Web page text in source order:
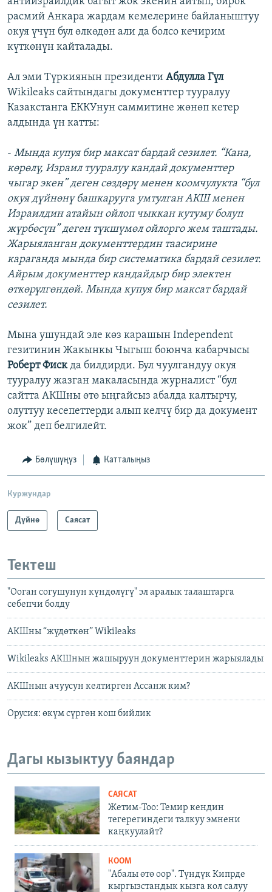
расмий Анкара жардам кемелерине байланыштуу
окуя үчүн бул өлкөдөн али да болсо кечирим
күткөнүн кайталады.
Ал эми Түркиянын президенти Абдулла Гүл
Wikileaks сайтындагы документтер тууралуу
Казакстанга ЕККУнун саммитине жөнөп кетер
алдында үн катты:
- Мында купуя бир максат бардай сезилет. “Кана,
көрөлү, Израил тууралуу кандай документтер
чыгар экен” деген сөздөрү менен коомчулукта “бул
окуя дүйнөнү башкарууга умтулган АКШ менен
Израилдин атайын ойлоп чыккан кутуму болуп
жүрбөсүн” деген түкшүмөл ойлорго жем таштады.
Жарыяланган документтердин таасирине
караганда мында бир систематика бардай сезилет.
Айрым документтер кандайдыр бир электен
өткөрүлгөндөй. Мында купуя бир максат бардай
сезилет.
Мына ушундай эле көз карашын Independent
гезитинин Жакынкы Чыгыш боюнча кабарчысы
Роберт Фискда билдирди. Бул чуулгандуу окуя
тууралуу жазган макаласында журналист “бул
сайтта АКШны өтө ыңгайсыз абалда калтырчу,
олуттуу кесепеттерди алып келчү бир да документ
жок” деп белгилейт.
Бөлүшүңүз Катталыңыз
Куржундар
Дүйнө Саясат
Тектеш
"Ооган согушунун күндөлүгү" эл аралык талаштарга
себепчи болду
АКШны “жүдөткөн” Wikileaks
Wikileaks АКШнын жашыруун документтерин жарыялады
АКШнын ачуусун келтирген Ассанж ким?
Орусия: өкүм сүргөн кош бийлик
Дагы кызыктуу баяндар
САЯСАТ
Жетим-Тоо: Темир кендин
тегерегиндеги талкуу эмнени
каңкуулайт?
КООМ
"Абалы өтө оор". Түндүк Кипрде
кыргызстандык кызга кол салуу